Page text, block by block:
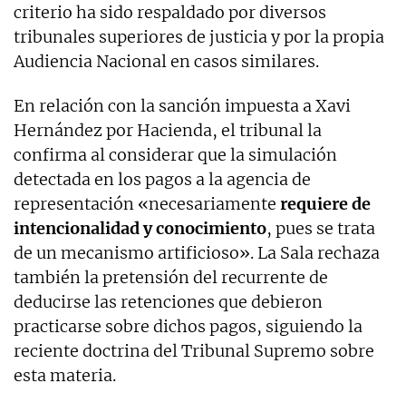
criterio ha sido respaldado por diversos
tribunales superiores de justicia y por la propia
Audiencia Nacional en casos similares.
En relación con la sanción impuesta a Xavi
Hernández por Hacienda, el tribunal la
confirma al considerar que la simulación
detectada en los pagos a la agencia de
representación «necesariamente requiere de
intencionalidad y conocimiento, pues se trata
de un mecanismo artificioso». La Sala rechaza
también la pretensión del recurrente de
deducirse las retenciones que debieron
practicarse sobre dichos pagos, siguiendo la
reciente doctrina del Tribunal Supremo sobre
esta materia.